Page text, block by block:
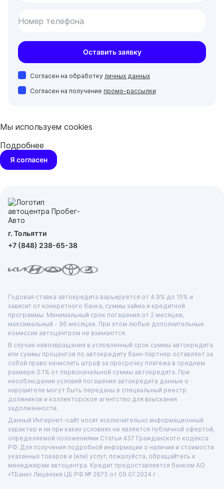
Номер телефона
Оставить заявку
Согласен на обработку личных данных
Согласен на получение промо-рассылки
Мы используем cookies
Подробнее
Я согласен
г. Тольятти
+7 (848) 238-65-38
Годовая ставка автокредита варьируется от 4.9% до 15% и
зависит от конкретного банка, суммы займа и кредитной
программы. Минимальный срок погашения от 2 месяцев,
максимальный - 96 месяцев. При этом любые дополнительные
комиссии автоцентром не взимаются.
В случае невозвращения в условленный срок суммы автокредита
или суммы процентов по автокредиту банк-партнер оставляет за
собой право начислить штраф за просрочку платежа в среднем
размере 0.1% от первоначальной суммы автокредита. При
несоблюдении условий погашения автокредита данные о
нарушителе могут быть переданы в специальный реестр
должников и коллекторское агентство для взыскания
задолженности.
Данный Интернет-сайт носит исключительно информационный
характер и ни при каких условиях не является публичной офертой,
определяемой положениями Статьи 437 Гражданского кодекса
РФ. Для получения подробной информации о наличии и стоимости
указанных товаров и (или) услуг, пожалуйста, обращайтесь к
менеджерам автоцентра. Кредит предоставляется банком АО
«ТБанк» Лицензия ЦБ РФ № 2673 от 09.07.2024 г .